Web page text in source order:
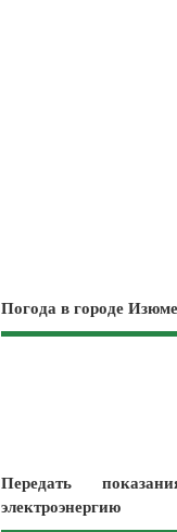
Погода в городе Изюме
Передать
электроэнергию